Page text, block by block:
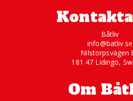
Båtliv
info@batliv.se
Nilstorpsvägen
181 47 Lidingö,
Om